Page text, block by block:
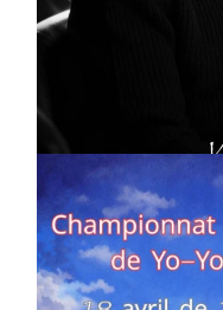
CULTURE
Artiste W2R :
On